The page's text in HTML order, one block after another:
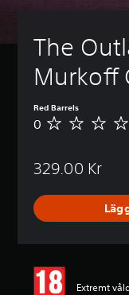
The
Murkoff
Red Barrels
I
a
e
t
0
329.00 Kr
Extremt